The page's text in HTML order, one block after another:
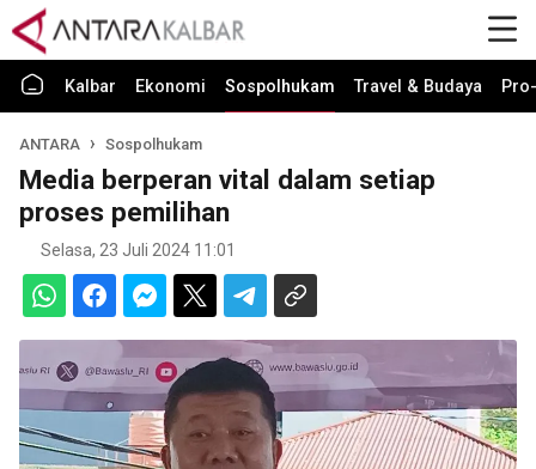
Kalbar Ekonomi Sospolhukam Travel & Budaya
ANTARA Sospolhukam
Media berperan vital dalam setiap
proses pemilihan
Selasa, 23 Juli 2024 11:01